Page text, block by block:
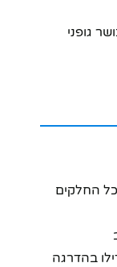
גופני
החלקים